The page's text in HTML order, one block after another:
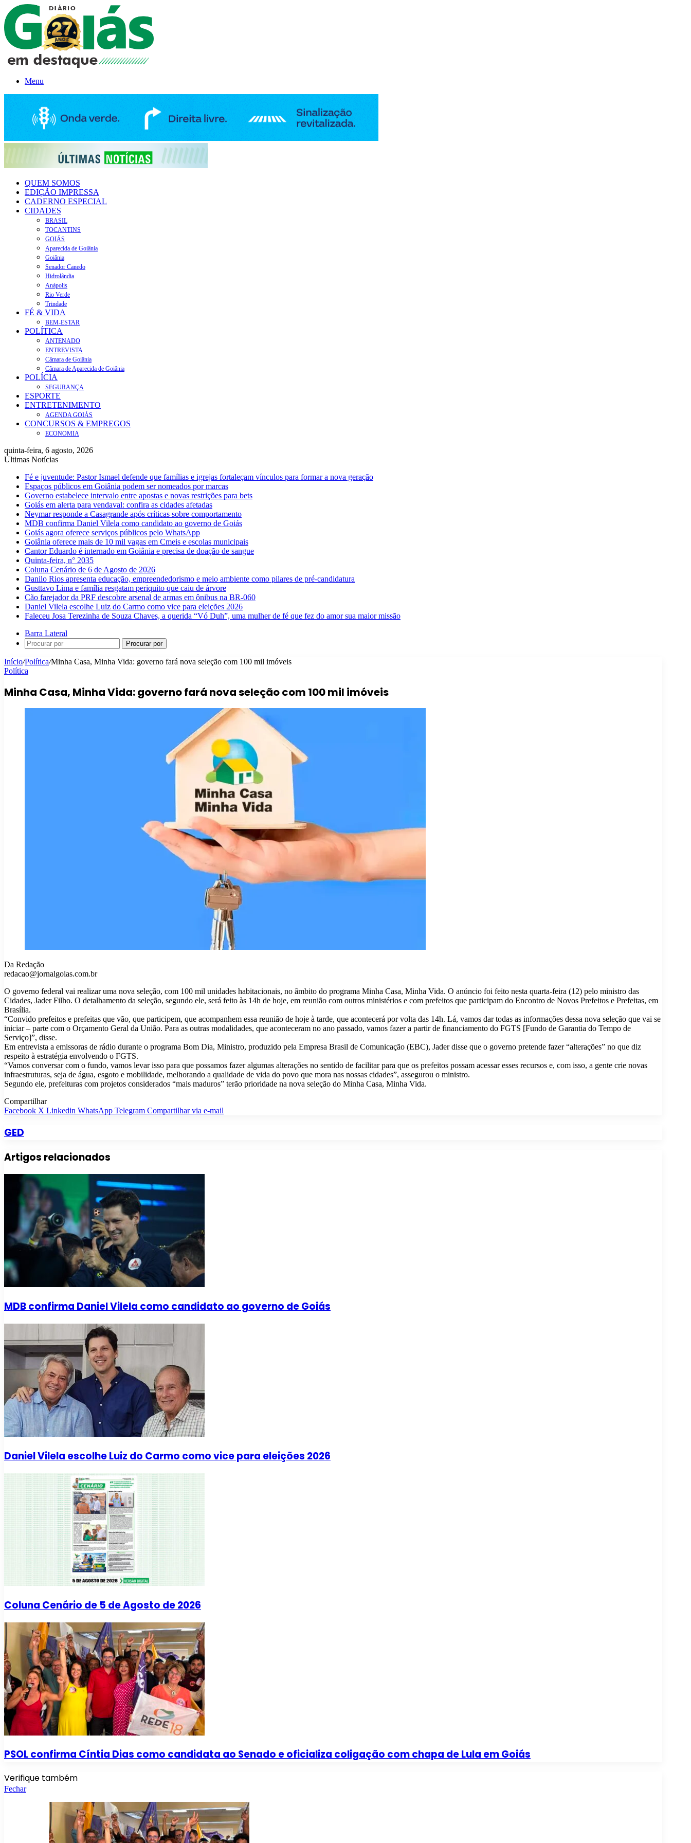
Menu
QUEM SOMOS
EDIÇÃO IMPRESSA
CADERNO ESPECIAL
CIDADES
BRASIL
TOCANTINS
GOIÁS
Aparecida de Goiânia
Goiânia
Senador Canedo
Hidrolândia
Anápolis
Rio Verde
Trindade
FÉ & VIDA
BEM-ESTAR
POLÍTICA
ANTENADO
ENTREVISTA
Câmara de Goiânia
Câmara de Aparecida de Goiânia
POLÍCIA
SEGURANÇA
ESPORTE
ENTRETENIMENTO
AGENDA GOIÁS
CONCURSOS & EMPREGOS
ECONOMIA
quinta-feira, 6 agosto, 2026
Últimas Notícias
Fé e juventude: Pastor Ismael defende que famílias e igrejas fortaleçam vínculos para formar a nova geração
Espaços públicos em Goiânia podem ser nomeados por marcas
Governo estabelece intervalo entre apostas e novas restrições para bets
Goiás em alerta para vendaval: confira as cidades afetadas
Neymar responde a Casagrande após críticas sobre comportamento
MDB confirma Daniel Vilela como candidato ao governo de Goiás
Goiás agora oferece serviços públicos pelo WhatsApp
Goiânia oferece mais de 10 mil vagas em Cmeis e escolas municipais
Cantor Eduardo é internado em Goiânia e precisa de doação de sangue
Quinta-feira, n° 2035
Coluna Cenário de 6 de Agosto de 2026
Danilo Rios apresenta educação, empreendedorismo e meio ambiente como pilares de pré-candidatura
Gusttavo Lima e família resgatam periquito que caiu de árvore
Cão farejador da PRF descobre arsenal de armas em ônibus na BR-060
Daniel Vilela escolhe Luiz do Carmo como vice para eleições 2026
Faleceu Josa Terezinha de Souza Chaves, a querida “Vó Duh”, uma mulher de fé que fez do amor sua maior missão
Barra Lateral
Procurar por
Início/Política/Minha Casa, Minha Vida: governo fará nova seleção com 100 mil imóveis
Política
Minha Casa, Minha Vida: governo fará nova seleção com 100 mil imóveis
Da Redação
redacao@jornalgoias.com.br
O governo federal vai realizar uma nova seleção, com 100 mil unidades habitacionais, no âmbito do programa Minha Casa, Minha Vida. O anúncio foi feito nesta quarta-feira (12) pelo ministro das
Cidades, Jader Filho. O detalhamento da seleção, segundo ele, será feito às 14h de hoje, em reunião com outros ministérios e com prefeitos que participam do Encontro de Novos Prefeitos e Prefeitas, em
Brasília.
“Convido prefeitos e prefeitas que vão, que participem, que acompanhem essa reunião de hoje à tarde, que acontecerá por volta das 14h. Lá, vamos dar todas as informações dessa nova seleção que vai se
iniciar – parte com o Orçamento Geral da União. Para as outras modalidades, que aconteceram no ano passado, vamos fazer a partir de financiamento do FGTS [Fundo de Garantia do Tempo de
Serviço]”, disse.
Em entrevista a emissoras de rádio durante o programa Bom Dia, Ministro, produzido pela Empresa Brasil de Comunicação (EBC), Jader disse que o governo pretende fazer “alterações” no que diz
respeito à estratégia envolvendo o FGTS.
“Vamos conversar com o fundo, vamos levar isso para que possamos fazer algumas alterações no sentido de facilitar para que os prefeitos possam acessar esses recursos e, com isso, a gente crie novas
infraestruturas, seja de água, esgoto e mobilidade, melhorando a qualidade de vida do povo que mora nas nossas cidades”, assegurou o ministro.
Segundo ele, prefeituras com projetos considerados “mais maduros” terão prioridade na nova seleção do Minha Casa, Minha Vida.
Compartilhar
Facebook X Linkedin WhatsApp Telegram Compartilhar via e-mail
GED
Artigos relacionados
MDB confirma Daniel Vilela como candidato ao governo de Goiás
Daniel Vilela escolhe Luiz do Carmo como vice para eleições 2026
Coluna Cenário de 5 de Agosto de 2026
PSOL confirma Cíntia Dias como candidata ao Senado e oficializa coligação com chapa de Lula em Goiás
Verifique também
Fechar